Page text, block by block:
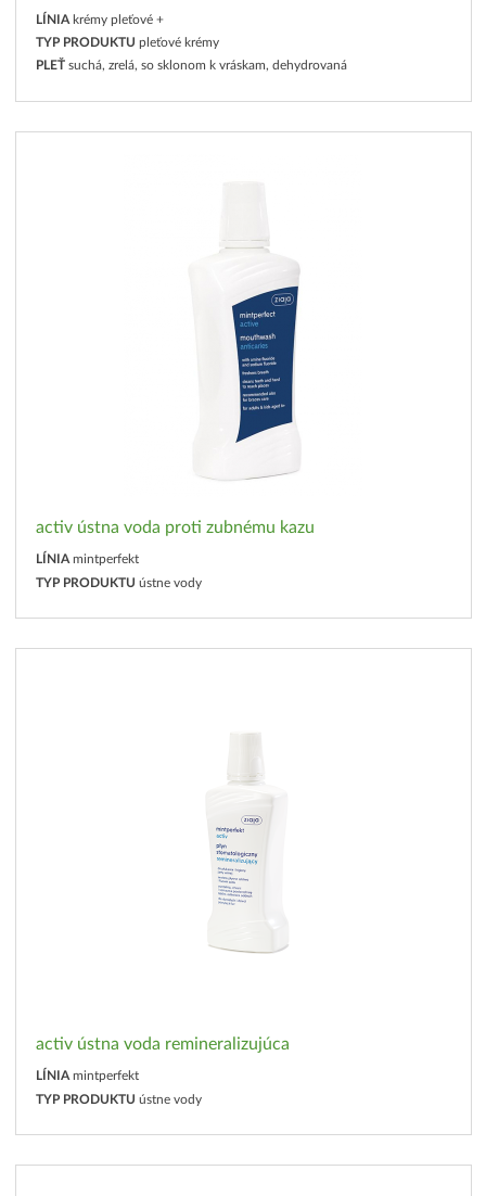
LÍNIA krémy pleťové +
TYP PRODUKTU pleťové krémy
PLEŤ suchá, zrelá, so sklonom k vráskam, dehydrovaná
activ ústna voda proti zubnému kazu
LÍNIA mintperfekt
TYP PRODUKTU ústne vody
activ ústna voda remineralizujúca
LÍNIA mintperfekt
TYP PRODUKTU ústne vody